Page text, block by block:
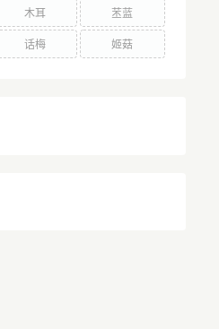
木耳 苤蓝
话梅 姬菇